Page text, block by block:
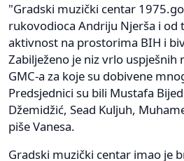
"Gradski muzički centar
rukovodioca Andriju Njerša i od
aktivnost na prostorima BIH i
Zabilježeno je niz vrlo uspješnih
GMC-a za koje su dobivene
Predsjednici su bili Mustafa
Džemidžić, Sead Kuljuh,
piše Vanesa.
Gradski muzički centar imao je